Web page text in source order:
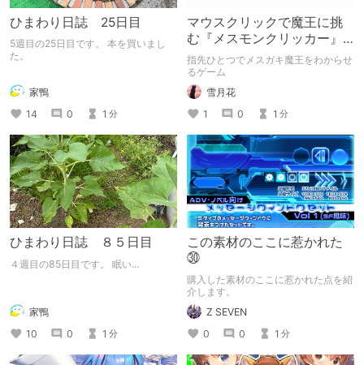
ひまわり日誌 25日目
5週目の25日目です。 本を買いまし
た。
家鴨
14
0 1 分
マウスクリックで魔王に挑
む『メスモンクリッカー』
体験版プレイしてみた
指先ひとつでメスガキ魔王をわからせ
るゲーム
雪月花
1
0 1 分
ひまわり日誌 ８５日目
４週目の85日目です。 眠い...
家鴨
10
0 1 分
この素材のここに惹かれた
㉚
購入した素材のここに惹かれた点を紹
介します。
Z SEVEN
0
0 1 分